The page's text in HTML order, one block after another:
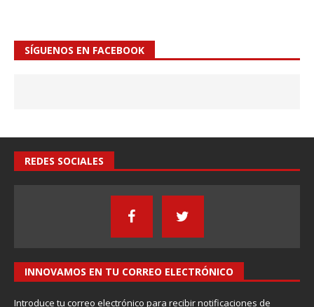
SÍGUENOS EN FACEBOOK
REDES SOCIALES
INNOVAMOS EN TU CORREO ELECTRÓNICO
Introduce tu correo electrónico para recibir notificaciones de